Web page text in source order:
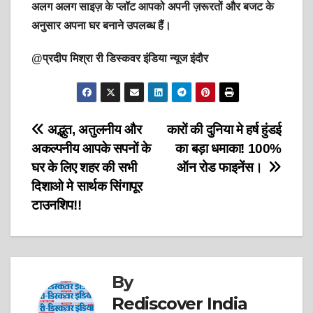
अलग अलग साइज़ के प्लॉट आपको अपनी ज़रूरतों और बजट के
अनुसार अपना घर बनाने उपलब्ध हैं।
@प्रदीप मिश्रा री डिस्कवर इंडिया न्यूज इंदौर
Post
navigation
कारों की दुनिया मे हर्ष हुंडई
का बड़ा धमाका! 100%
ऑन रोड फाइनेंस।
अद्भुत, अतुलनीय और
अकल्पनीय आपके सपनों के
घर के लिए शहर की सभी
दिशाओ मे सार्थक सिंगापूर
टाउनशिप!!
By
Rediscover India